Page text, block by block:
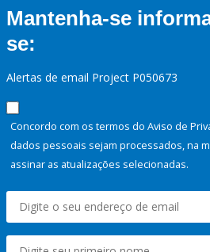
Mantenha-se
se:
Alertas de email Project P050673
Concordo com os termos do Aviso de
dados pessoais sejam processados, na
assinar as atualizações selecionadas.